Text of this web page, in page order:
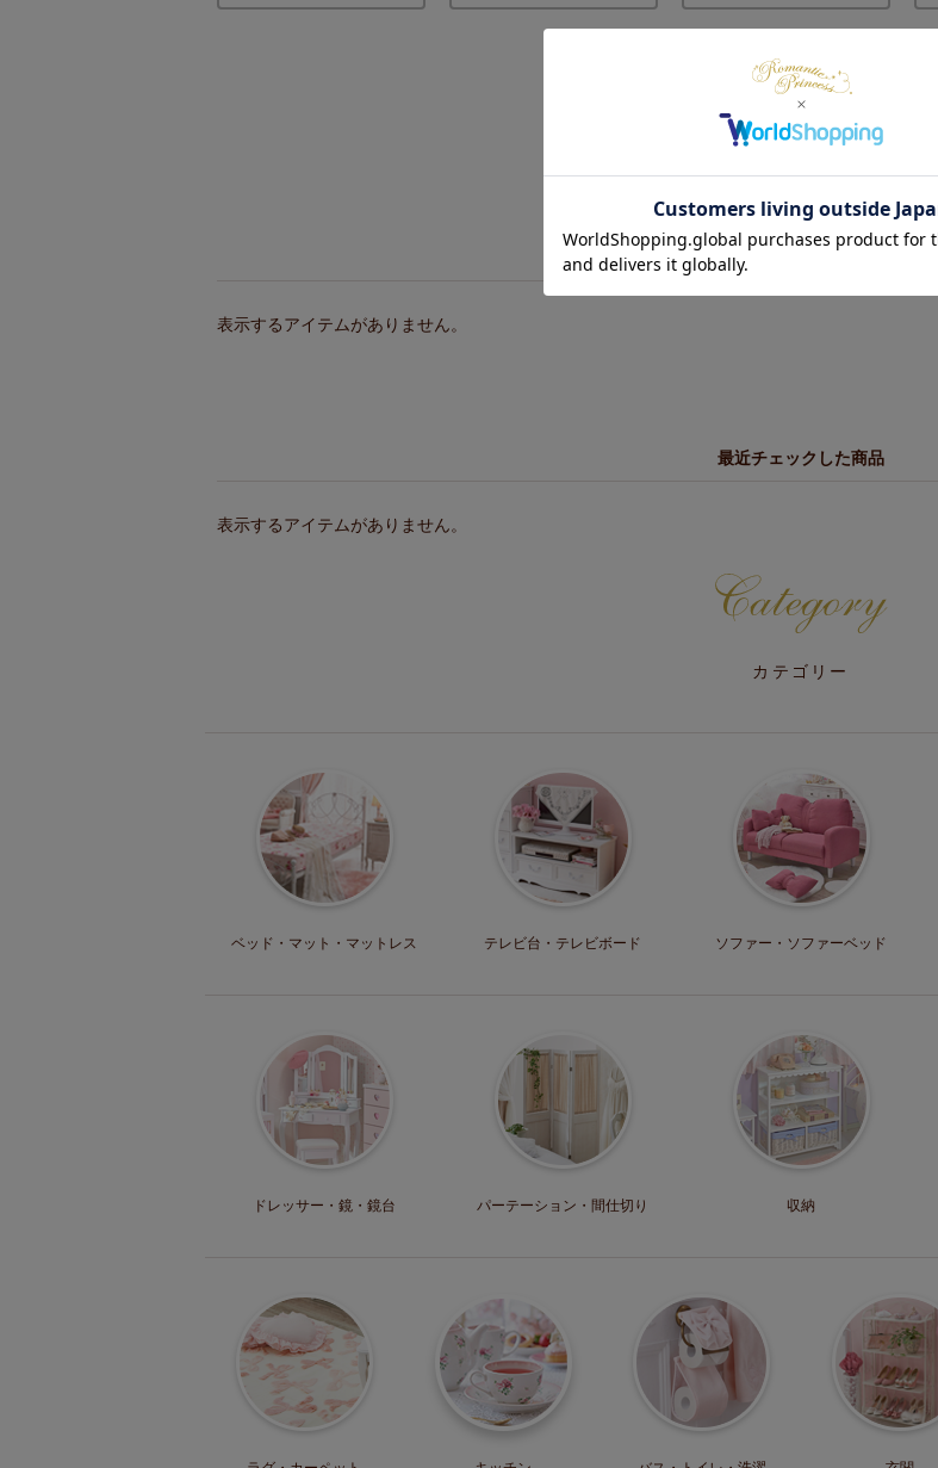
2
あなたにおすすめの商品
表示するアイテムがありません。
最近チェックした商品
表示するアイテムがありません。
カテゴリー
ベッド・マット ・マットレス テレビ台・ テレビボード ソファー・ ソファーベッド
ドレッサー・ 鏡・鏡台 パーテーション・ 間仕切り 収納